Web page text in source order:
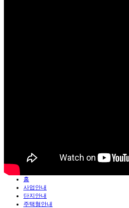
홈
사업안내
단지안내
주택형안내